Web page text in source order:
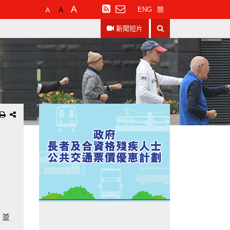
預
設
體
大
較
大
字
體
最
大
字
體
訂
閱
RSS
ENG 簡
新聞短片
尋
並